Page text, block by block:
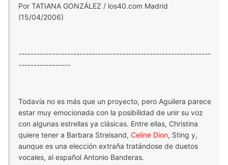
Por TATIANA GONZÁLEZ / los40.com Madrid
(15/04/2006)
---------------------------------------------------------------
-----------------
Todavía no es más que un proyecto, pero Aguilera parece
estar muy emocionada con la posibilidad de unir su voz
con algunas estrellas ya clásicas. Entre ellas, Christina
quiere tener a Barbara Streisand, Celine Dion, Sting y,
aunque es una elección extraña tratándose de duetos
vocales, al español Antonio Banderas.